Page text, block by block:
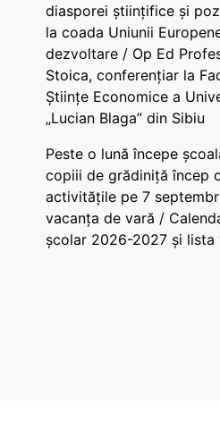
diasporei științifice și
la coada Uniunii
dezvoltare / Op Ed
Stoica, conferențiar la
Științe Economice a
„Lucian Blaga” din Sibiu
Peste o lună începe
copiii de grădiniță încep
activitățile pe 7
vacanța de vară /
școlar 2026-2027 și lista